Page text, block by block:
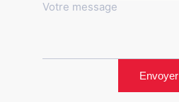
Envoyer